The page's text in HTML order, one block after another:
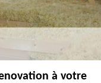
à votre